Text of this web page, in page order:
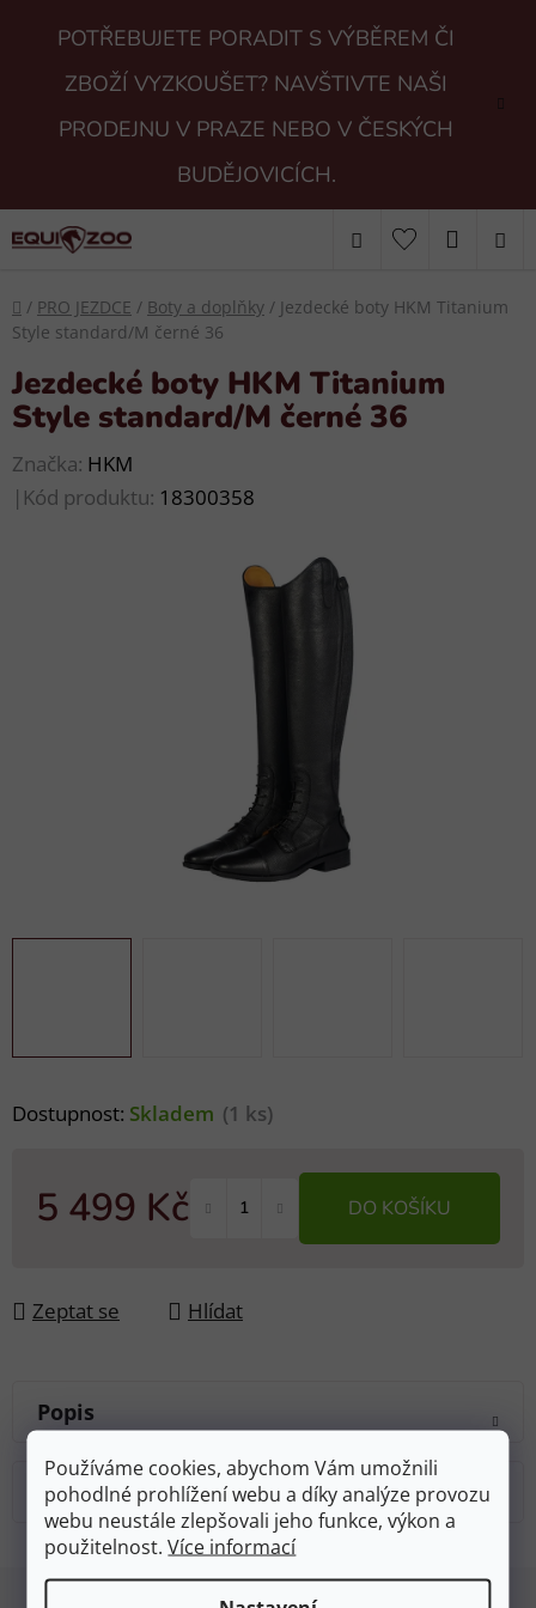
Používáme cookies, abychom Vám umožnili
pohodlné prohlížení webu a díky analýze provozu
webu neustále zlepšovali jeho funkce, výkon a
použitelnost.Více informací
POTŘEBUJETE PORADIT S VÝBĚREM ČI
ZBOŽÍ VYZKOUŠET? NAVŠTIVTE NAŠI
PRODEJNU V PRAZE NEBO V ČESKÝCH
BUDĚJOVICÍCH.
Hledat
KOŠÍK
Domů
/ PRO JEZDCE / Boty a doplňky / Jezdecké boty HKM Titanium
Style standard/M černé 36
Dostupnost: Skladem (1 ks)
5 499 Kč DO KOŠÍKU
Zeptat se Hlídat
Jezdecké boty HKM Titanium
Style standard/M černé 36
Značka: HKM
| Kód produktu: 18300358
Popis
Diskuze